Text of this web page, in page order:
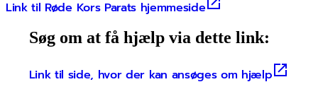
Link til Røde Kors Parats hjemmeside
Søg om at få hjælp via dette link:
Link til side, hvor der kan ansøges om hjælp